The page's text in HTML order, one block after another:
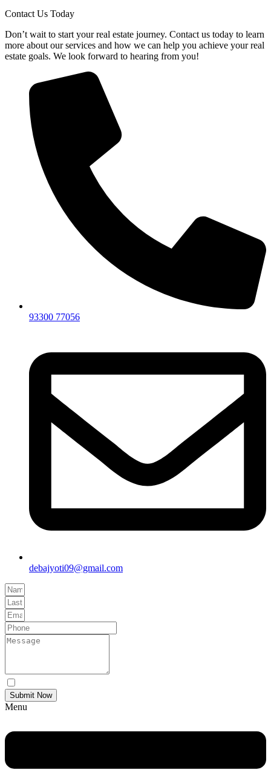
Contact Us Today
Don’t wait to start your real estate journey. Contact us today to learn
more about our services and how we can help you achieve your real
estate goals. We look forward to hearing from you!
93300 77056
debajyoti09@gmail.com
Submit Now
Menu